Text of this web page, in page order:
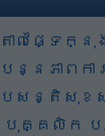
ាលផ្ទៃក្
ន្នភាពកា
បសន្តិសុខ
គ្គលិក ប.